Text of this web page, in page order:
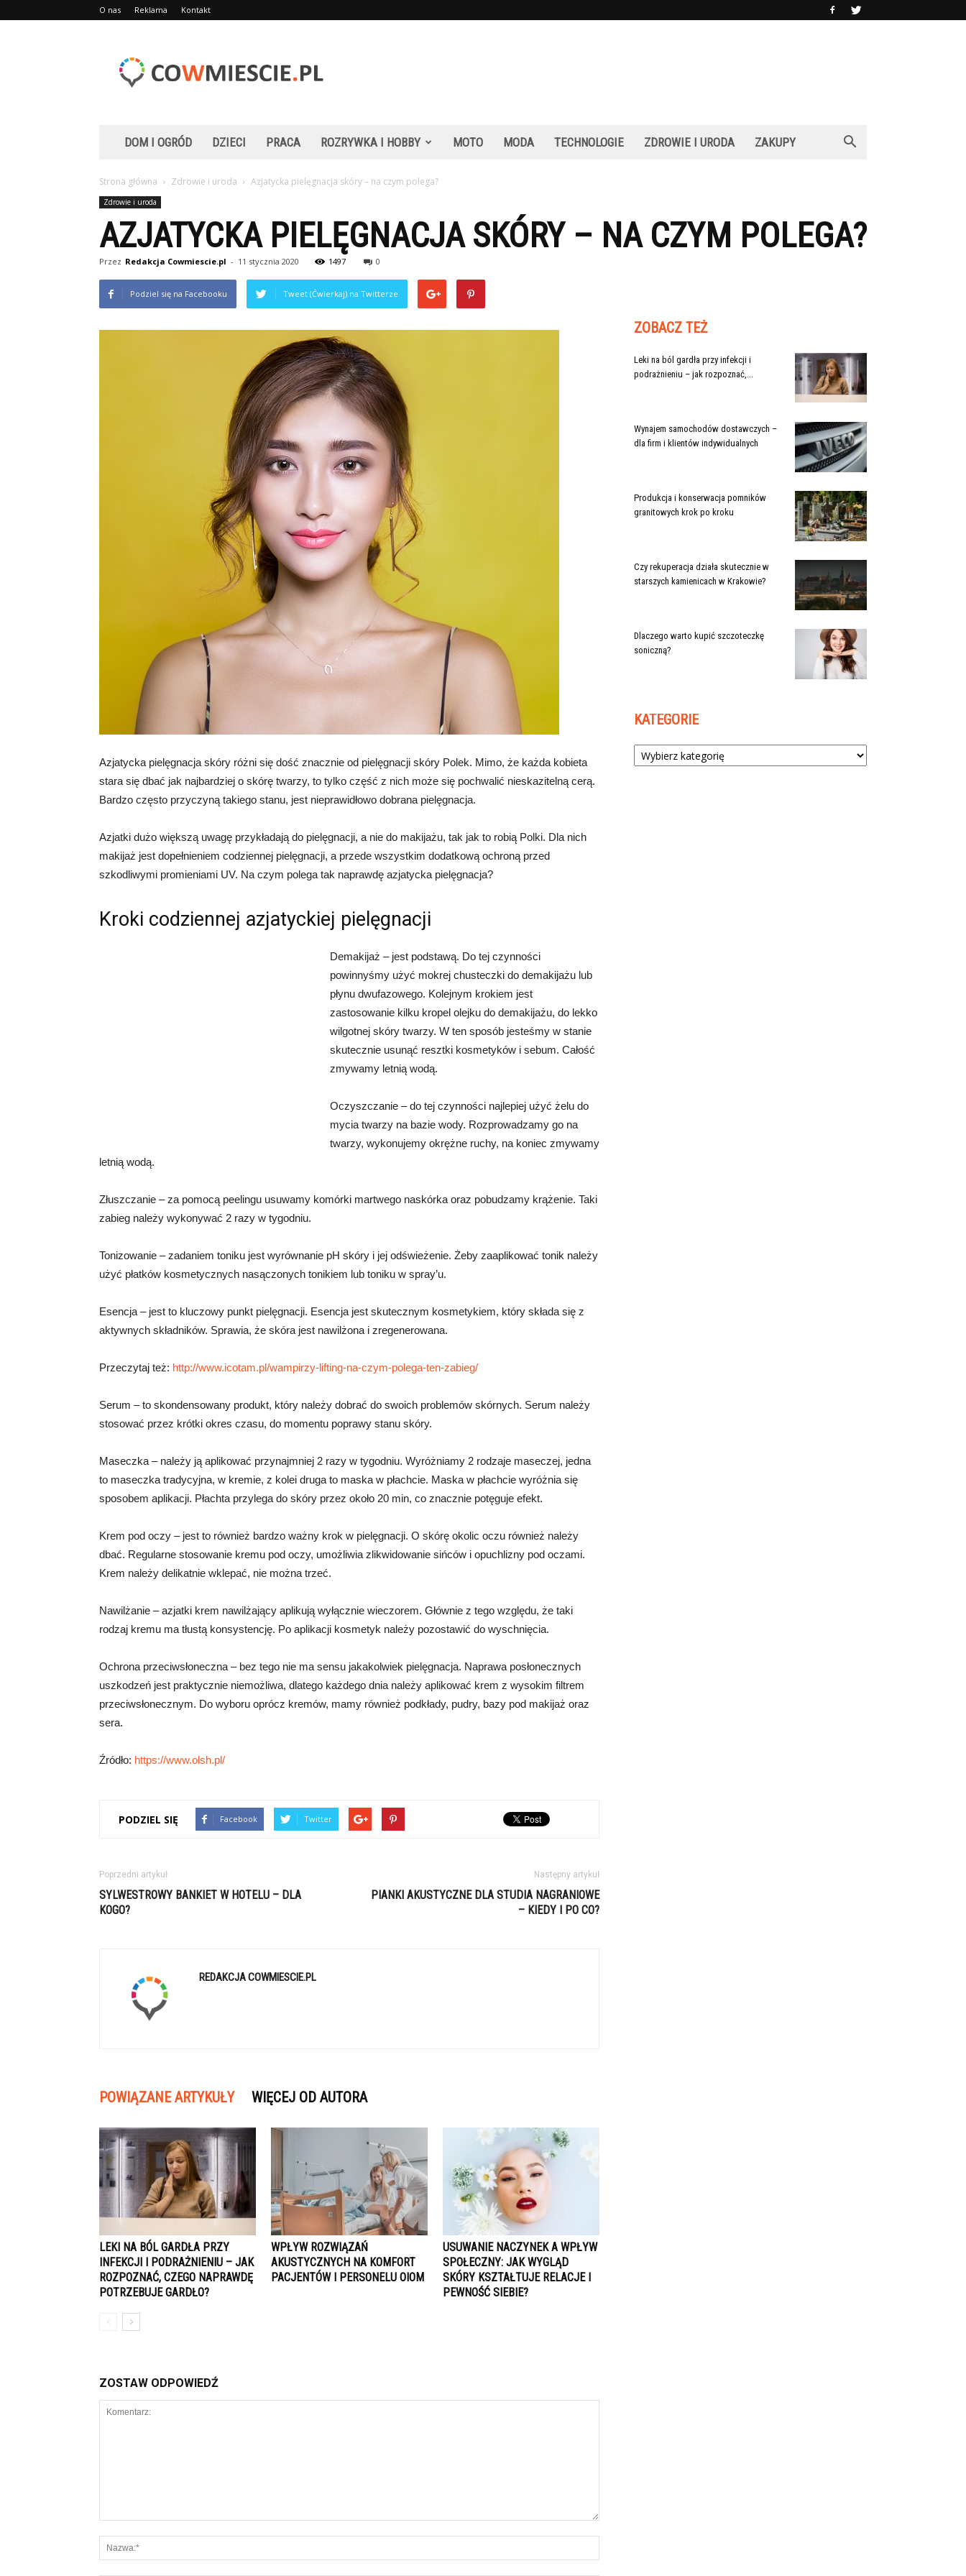
O nas Reklama Kontakt
DOM I OGRÓD DZIECI PRACA ROZRYWKA I HOBBY MOTO MODA TECHNOLOGIE ZDROWIE I URODA ZAKUPY
Strona główna Zdrowie i uroda Azjatycka pielęgnacja skóry – na czym polega?
Zdrowie i uroda
AZJATYCKA PIELĘGNACJA SKÓRY – NA CZYM POLEGA?
Przez Redakcja Cowmiescie.pl - 11 stycznia 2020 1497 0
Podziel się na Facebooku Tweet (Ćwierkaj) na Twitterze
Azjatycka pielęgnacja skóry różni się dość znacznie od pielęgnacji skóry Polek. Mimo, że każda kobieta
stara się dbać jak najbardziej o skórę twarzy, to tylko część z nich może się pochwalić nieskazitelną cerą.
Bardzo często przyczyną takiego stanu, jest nieprawidłowo dobrana pielęgnacja.
Azjatki dużo większą uwagę przykładają do pielęgnacji, a nie do makijażu, tak jak to robią Polki. Dla nich
makijaż jest dopełnieniem codziennej pielęgnacji, a przede wszystkim dodatkową ochroną przed
szkodliwymi promieniami UV. Na czym polega tak naprawdę azjatycka pielęgnacja?
Kroki codziennej azjatyckiej pielęgnacji
Demakijaż – jest podstawą. Do tej czynności
powinnyśmy użyć mokrej chusteczki do demakijażu lub
płynu dwufazowego. Kolejnym krokiem jest
zastosowanie kilku kropel olejku do demakijażu, do lekko
wilgotnej skóry twarzy. W ten sposób jesteśmy w stanie
skutecznie usunąć resztki kosmetyków i sebum. Całość
zmywamy letnią wodą.
Oczyszczanie – do tej czynności najlepiej użyć żelu do
mycia twarzy na bazie wody. Rozprowadzamy go na
twarzy, wykonujemy okrężne ruchy, na koniec zmywamy
letnią wodą.
Złuszczanie – za pomocą peelingu usuwamy komórki martwego naskórka oraz pobudzamy krążenie. Taki
zabieg należy wykonywać 2 razy w tygodniu.
Tonizowanie – zadaniem toniku jest wyrównanie pH skóry i jej odświeżenie. Żeby zaaplikować tonik należy
użyć płatków kosmetycznych nasączonych tonikiem lub toniku w spray’u.
Esencja – jest to kluczowy punkt pielęgnacji. Esencja jest skutecznym kosmetykiem, który składa się z
aktywnych składników. Sprawia, że skóra jest nawilżona i zregenerowana.
Przeczytaj też: http://www.icotam.pl/wampirzy-lifting-na-czym-polega-ten-zabieg/
Serum – to skondensowany produkt, który należy dobrać do swoich problemów skórnych. Serum należy
stosować przez krótki okres czasu, do momentu poprawy stanu skóry.
Maseczka – należy ją aplikować przynajmniej 2 razy w tygodniu. Wyróżniamy 2 rodzaje maseczej, jedna
to maseczka tradycyjna, w kremie, z kolei druga to maska w płachcie. Maska w płachcie wyróżnia się
sposobem aplikacji. Płachta przylega do skóry przez około 20 min, co znacznie potęguje efekt.
Krem pod oczy – jest to również bardzo ważny krok w pielęgnacji. O skórę okolic oczu również należy
dbać. Regularne stosowanie kremu pod oczy, umożliwia zlikwidowanie sińców i opuchlizny pod oczami.
Krem należy delikatnie wklepać, nie można trzeć.
Nawilżanie – azjatki krem nawilżający aplikują wyłącznie wieczorem. Głównie z tego względu, że taki
rodzaj kremu ma tłustą konsystencję. Po aplikacji kosmetyk należy pozostawić do wyschnięcia.
Ochrona przeciwsłoneczna – bez tego nie ma sensu jakakolwiek pielęgnacja. Naprawa posłonecznych
uszkodzeń jest praktycznie niemożliwa, dlatego każdego dnia należy aplikować krem z wysokim filtrem
przeciwsłonecznym. Do wyboru oprócz kremów, mamy również podkłady, pudry, bazy pod makijaż oraz
sera.
Źródło: https://www.olsh.pl/
PODZIEL SIĘ Facebook Twitter
Poprzedni artykuł
SYLWESTROWY BANKIET W HOTELU – DLA
KOGO?
Następny artykuł
PIANKI AKUSTYCZNE DLA STUDIA NAGRANIOWE
– KIEDY I PO CO?
REDAKCJA COWMIESCIE.PL
POWIĄZANE ARTYKUŁY WIĘCEJ OD AUTORA
LEKI NA BÓL GARDŁA PRZY
INFEKCJI I PODRAŻNIENIU – JAK
ROZPOZNAĆ, CZEGO NAPRAWDĘ
POTRZEBUJE GARDŁO?
WPŁYW ROZWIĄZAŃ
AKUSTYCZNYCH NA KOMFORT
PACJENTÓW I PERSONELU OIOM
USUWANIE NACZYNEK A WPŁYW
SPOŁECZNY: JAK WYGLĄD
SKÓRY KSZTAŁTUJE RELACJE I
PEWNOŚĆ SIEBIE?
ZOSTAW ODPOWIEDŹ
ZOBACZ TEŻ
Leki na ból gardła przy infekcji i
podrażnieniu – jak rozpoznać,...
Wynajem samochodów dostawczych –
dla firm i klientów indywidualnych
Produkcja i konserwacja pomników
granitowych krok po kroku
Czy rekuperacja działa skutecznie w
starszych kamienicach w Krakowie?
Dlaczego warto kupić szczoteczkę
soniczną?
KATEGORIE
Kategorie